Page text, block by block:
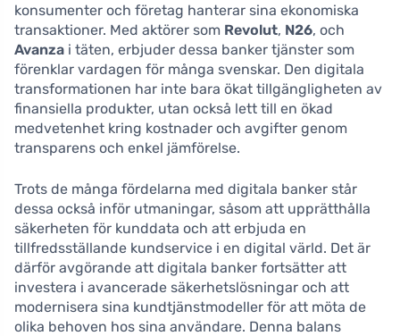
konsumenter och företag hanterar sina ekonomiska
transaktioner. Med aktörer som Revolut, N26, och
Avanza i täten, erbjuder dessa banker tjänster som
förenklar vardagen för många svenskar. Den digitala
transformationen har inte bara ökat tillgängligheten av
finansiella produkter, utan också lett till en ökad
medvetenhet kring kostnader och avgifter genom
transparens och enkel jämförelse.
Trots de många fördelarna med digitala banker står
dessa också inför utmaningar, såsom att upprätthålla
säkerheten för kunddata och att erbjuda en
tillfredsställande kundservice i en digital värld. Det är
därför avgörande att digitala banker fortsätter att
investera i avancerade säkerhetslösningar och att
modernisera sina kundtjänstmodeller för att möta de
olika behoven hos sina användare. Denna balans